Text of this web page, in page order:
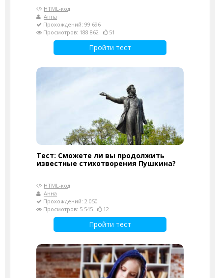
HTML-код
Анна
Прохождений: 99 696
Просмотров: 188 862
51
Пройти тест
Тест: Сможете ли вы продолжить
известные стихотворения Пушкина?
HTML-код
Анна
Прохождений: 2 050
Просмотров: 5 545
12
Пройти тест